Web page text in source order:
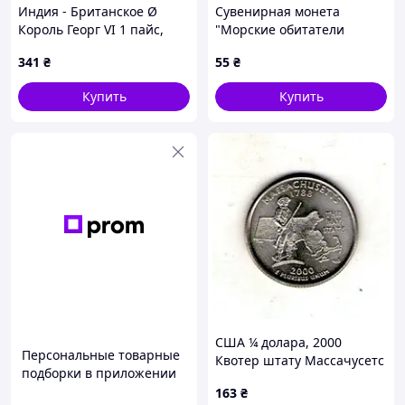
Индия - Британское Ø
Король Георг VI 1 пайс,
21.32mm No3801
341 ₴
Купить
Сувенирная монета
"Морские обитатели
основе 5 копеек Украины)
55 ₴
Купить
Персональные товарные
подборки в приложении
США ¼ долара, 2000
Квотер штату Массачусетс
163 ₴